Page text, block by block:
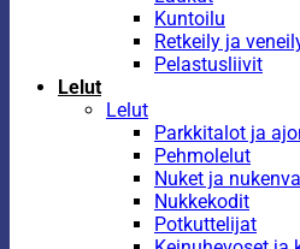
Kuntoilu
Retkeily ja
Pelastusliivit
Lelut
Lelut
Parkkitalot ja
Pehmolelut
Nuket ja
Nukkekodit
Potkuttelijat